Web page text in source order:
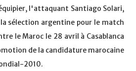
l'attaquant Santiago Solari,
sélection argentine pour le match
le Maroc le 28 avril à Casablanca
de la candidature marocaine
2010.